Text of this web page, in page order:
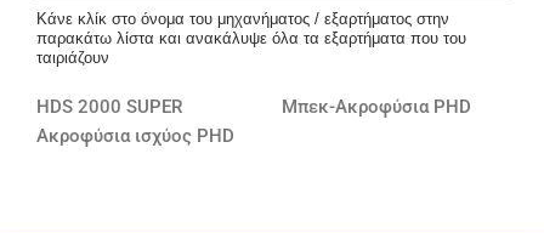
Κάνε κλίκ στο όνομα του μηχανήματος / εξαρτήματος στην
παρακάτω λίστα και ανακάλυψε όλα τα εξαρτήματα που του
ταιριάζουν
HDS 2000 SUPER
Ακροφύσια ισχύος PHD
Μπεκ-Ακροφύσια PHD